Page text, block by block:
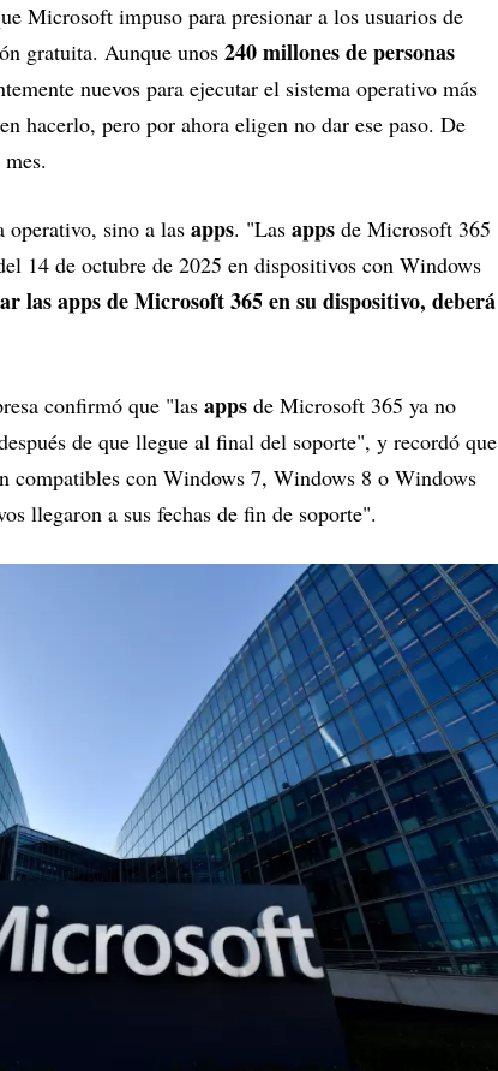
Microsoft impuso para presionar a los usuarios de
gratuita. Aunque unos 240 millones de personas
nuevos para ejecutar el sistema operativo más
hacerlo, pero por ahora eligen no dar ese paso. De
operativo, sino a las apps. "Las apps de Microsoft 365
14 de octubre de 2025 en dispositivos con Windows
las apps de Microsoft 365 en su dispositivo, deberá
confirmó que "las apps de Microsoft 365 ya no
de que llegue al final del soporte", y recordó que
compatibles con Windows 7, Windows 8 o Windows
llegaron a sus fechas de fin de soporte".